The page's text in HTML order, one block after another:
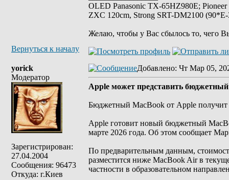
OLED Panasonic TX-65HZ980E;
ZXC 120cm, Strong SRT-DM2100
Желаю, чтобы у Вас сбылось то, чего
Вернуться к началу
yorick
Модератор
Зарегистрирован:
27.04.2004
Сообщения: 96473
Откуда: г.Киев
Добавлено: Чт Мар 05,
Apple может представить
Бюджетный MacBook от Apple получит
Apple готовит новый бюджетный
марте 2026 года. Об этом сообщает
По предварительным данным,
разместится ниже MacBook Air в
частности в образовательном